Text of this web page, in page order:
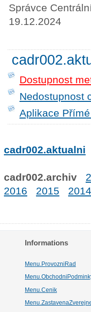
Správce
19.12.2024
Dostupnost
Nedostupnost
Aplikace
cadr002.aktualni
cadr002.archiv
2016
2015 2014
Informations
Menu.ProvozniRad
Menu.Cenik